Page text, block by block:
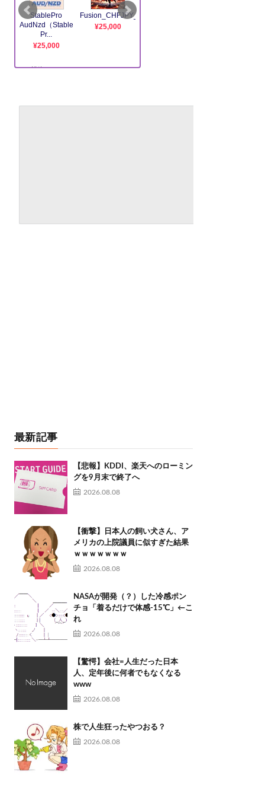
最新記事
【悲報】KDDI、楽天へのローミン
グを9月末で終了へ
2026.08.08
【衝撃】日本人の飼い犬さん、ア
メリカの上院議員に似すぎた結果
ｗｗｗｗｗｗｗ
2026.08.08
NASAが開発（？）した冷感ポン
チョ「着るだけで体感-15℃」←こ
れ
2026.08.08
【驚愕】会社=人生だった日本
人、定年後に何者でもなくなる
www
2026.08.08
株で人生狂ったやつおる？
2026.08.08